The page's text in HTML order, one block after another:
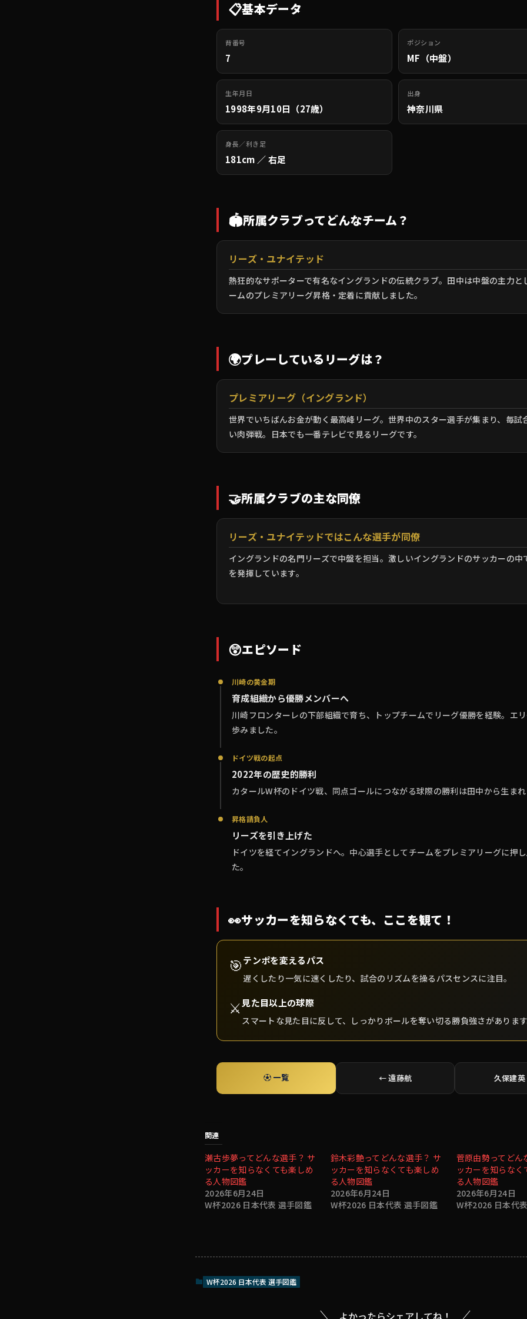
📋基本データ
背番号
7
ポジション
MF（中盤）
生年月日
1998年9月10日（27歳）
出身
神奈川県
身長／利き足
181cm ／ 右足
🏟️所属クラブってどんなチーム？
リーズ・ユナイテッド
熱狂的なサポーターで有名なイングランドの伝統クラブ。田中は中盤の主力と
ームのプレミアリーグ昇格・定着に貢献しました。
🌍プレーしているリーグは？
プレミアリーグ（イングランド）
世界でいちばんお金が動く最高峰リーグ。世界中のスター選手が集まり、毎試
い肉弾戦。日本でも一番テレビで見るリーグです。
🤝所属クラブの主な同僚
リーズ・ユナイテッドではこんな選手が同僚
イングランドの名門リーズで中盤を担当。激しいイングランドのサッカーの中
を発揮しています。
😲エピソード
川崎の黄金期
育成組織から優勝メンバーへ
川崎フロンターレの下部組織で育ち、トップチームでリーグ優勝を経験。エ
歩みました。
ドイツ戦の起点
2022年の歴史的勝利
カタールW杯のドイツ戦、同点ゴールにつながる球際の勝利は田中から生まれ
昇格請負人
リーズを引き上げた
ドイツを経てイングランドへ。中心選手としてチームをプレミアリーグに押
た。
👀サッカーを知らなくても、ここを観て！
🎯テンポを変えるパス
遅くしたり一気に速くしたり、試合のリズムを操るパスセンスに注目。
⚔️見た目以上の球際
スマートな見た目に反して、しっかりボールを奪い切る勝負強さがあります
⚽ 一覧 ← 遠藤航 久保建
関連
瀬古歩夢ってどんな選手？ サ
ッカーを知らなくても楽しめ
る人物図鑑
2026年6月24日
W杯2026 日本代表 選手図鑑
鈴木彩艶ってどんな選手？ サ
ッカーを知らなくても楽しめ
る人物図鑑
2026年6月24日
W杯2026 日本代表 選手図鑑
菅原由勢ってどん
ッカーを知らなく
る人物図鑑
2026年6月24日
W杯2026 日本代
W杯2026 日本代表 選手図鑑